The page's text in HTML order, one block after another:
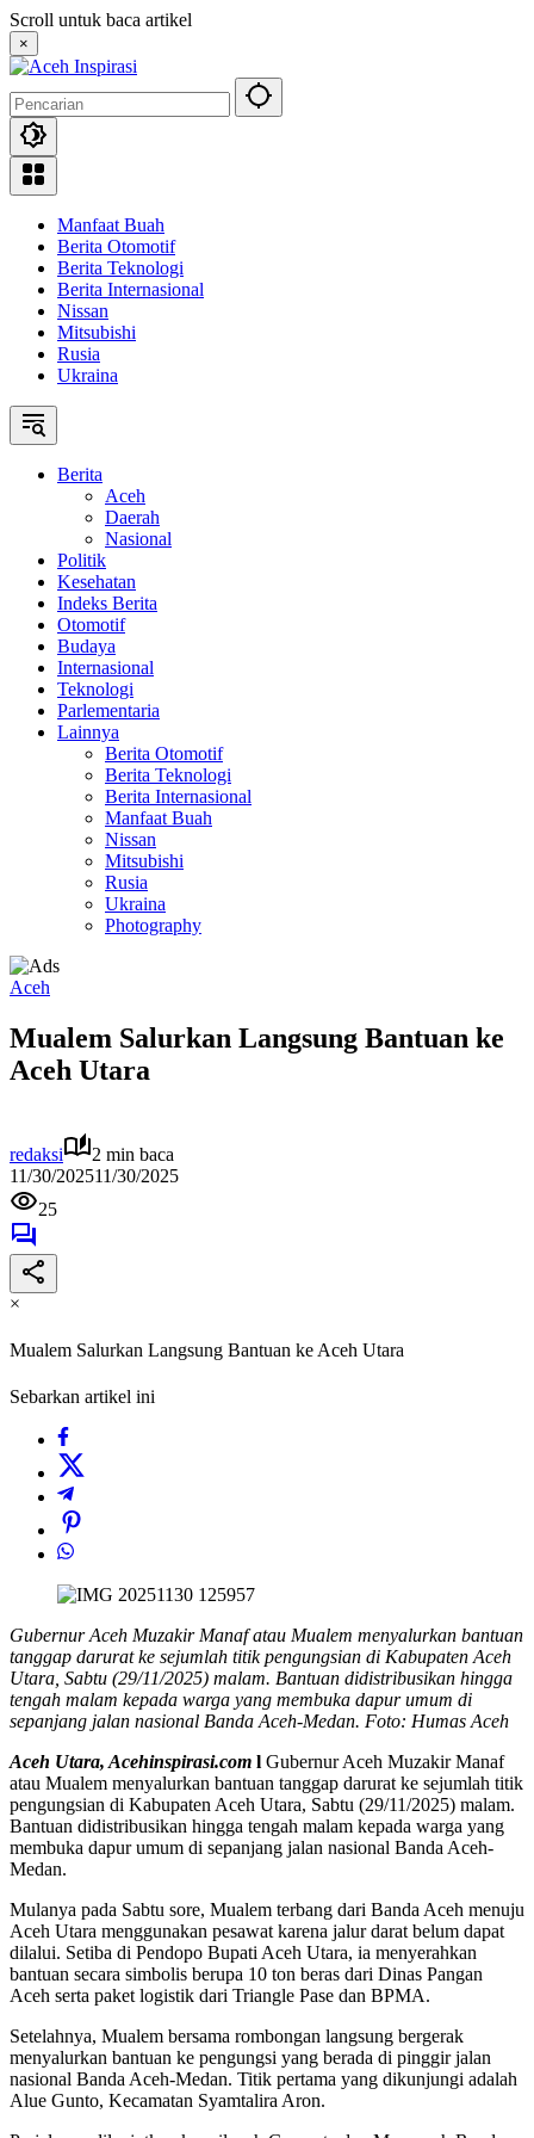
Langsung
ke
konten
Scroll untuk baca artikel
×
Manfaat Buah
Berita Otomotif
Berita Teknologi
Berita Internasional
Nissan
Mitsubishi
Rusia
Ukraina
Berita
Aceh
Daerah
Nasional
Politik
Kesehatan
Indeks Berita
Otomotif
Budaya
Internasional
Teknologi
Parlementaria
Lainnya
Berita Otomotif
Berita Teknologi
Berita Internasional
Manfaat Buah
Nissan
Mitsubishi
Rusia
Ukraina
Photography
Aceh
Mualem Salurkan Langsung Bantuan ke
Aceh Utara
redaksi
2 min baca
11/30/202511/30/2025
25
×
Mualem Salurkan Langsung Bantuan ke Aceh Utara
Sebarkan artikel ini
Gubernur Aceh Muzakir Manaf atau Mualem menyalurkan bantuan
tanggap darurat ke sejumlah titik pengungsian di Kabupaten Aceh
Utara, Sabtu (29/11/2025) malam. Bantuan didistribusikan hingga
tengah malam kepada warga yang membuka dapur umum di
sepanjang jalan nasional Banda Aceh-Medan. Foto: Humas Aceh
Aceh Utara, Acehinspirasi.com l Gubernur Aceh Muzakir Manaf
atau Mualem menyalurkan bantuan tanggap darurat ke sejumlah titik
pengungsian di Kabupaten Aceh Utara, Sabtu (29/11/2025) malam.
Bantuan didistribusikan hingga tengah malam kepada warga yang
membuka dapur umum di sepanjang jalan nasional Banda Aceh-
Medan.
Mulanya pada Sabtu sore, Mualem terbang dari Banda Aceh menuju
Aceh Utara menggunakan pesawat karena jalur darat belum dapat
dilalui. Setiba di Pendopo Bupati Aceh Utara, ia menyerahkan
bantuan secara simbolis berupa 10 ton beras dari Dinas Pangan
Aceh serta paket logistik dari Triangle Pase dan BPMA.
Setelahnya, Mualem bersama rombongan langsung bergerak
menyalurkan bantuan ke pengungsi yang berada di pinggir jalan
nasional Banda Aceh-Medan. Titik pertama yang dikunjungi adalah
Alue Gunto, Kecamatan Syamtalira Aron.